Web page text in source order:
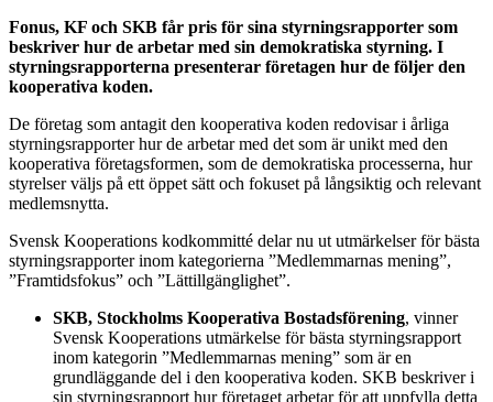
Fonus, KF och SKB får pris för sina styrningsrapporter som
beskriver hur de arbetar med sin demokratiska styrning. I
styrningsrapporterna presenterar företagen hur de följer den
kooperativa koden.
De företag som antagit den kooperativa koden redovisar i årliga
styrningsrapporter hur de arbetar med det som är unikt med den
kooperativa företagsformen, som de demokratiska processerna, hur
styrelser väljs på ett öppet sätt och fokuset på långsiktig och relevant
medlemsnytta.
Svensk Kooperations kodkommitté delar nu ut utmärkelser för bästa
styrningsrapporter inom kategorierna ”Medlemmarnas mening”,
”Framtidsfokus” och ”Lättillgänglighet”.
SKB, Stockholms Kooperativa Bostadsförening, vinner
Svensk Kooperations utmärkelse för bästa styrningsrapport
inom kategorin ”Medlemmarnas mening” som är en
grundläggande del i den kooperativa koden. SKB beskriver i
sin styrningsrapport hur företaget arbetar för att uppfylla detta